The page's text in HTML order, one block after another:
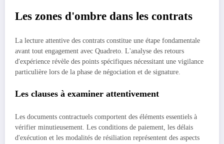
Les zones d'ombre dans les contrats
La lecture attentive des contrats constitue une étape fondamentale
avant tout engagement avec Quadreto. L'analyse des retours
d'expérience révèle des points spécifiques nécessitant une vigilance
particulière lors de la phase de négociation et de signature.
Les clauses à examiner attentivement
Les documents contractuels comportent des éléments essentiels à
vérifier minutieusement. Les conditions de paiement, les délais
d'exécution et les modalités de résiliation représentent des aspects